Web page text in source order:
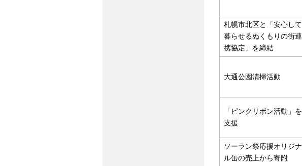
札幌市北区と「安心して
暮らせるぬくもりの街連
携協定」を締結
大通公園清掃活動
「ピンクリボン活動」を
支援
ソーラン祭応援オリジナ
ル缶の売上から寄附